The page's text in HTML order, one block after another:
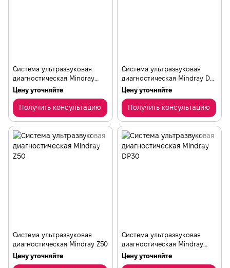
Система ультразвуковая
диагностическая Mindray
Resona 7
Цену уточняйте
Получить консультацию
Система ультразвуковая
диагностическая Mindray DP-
10
Цену уточняйте
Получить консультацию
Cистема ультразвуковая
диагностическая Mindray Z50
Цену уточняйте
Cистема ультразвуковая
диагностическая Mindray
DP30
Цену уточняйте